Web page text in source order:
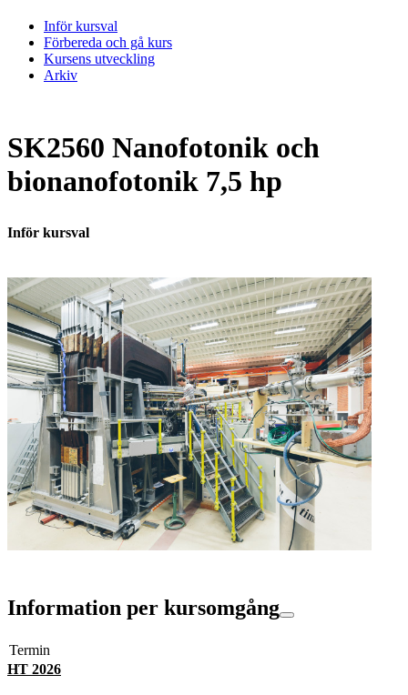
Inför kursval
Förbereda och gå kurs
Kursens utveckling
Arkiv
SK2560 Nanofotonik och
bionanofotonik 7,5 hp
Inför kursval
Information per kursomgång
Termin
HT 2026